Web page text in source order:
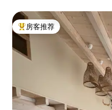
热门「房客推荐」
房客推荐